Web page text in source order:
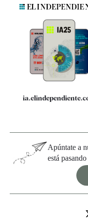
Quiénes somos
Especificaciones
Apúntate a
está pasando